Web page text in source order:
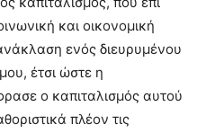
και οικονομική
ενός διευρυμένου
έτσι ώστε η
ο καπιταλισμός αυτού
πλέον τις